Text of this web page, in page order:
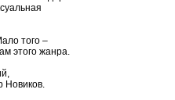
того –
этого жанра.
Новиков.